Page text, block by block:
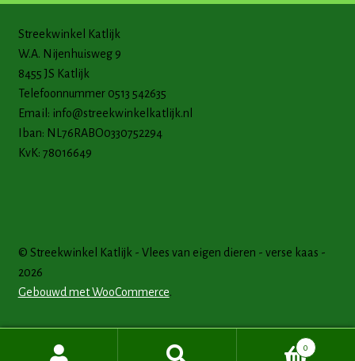
Streekwinkel Katlijk
W.A. Nijenhuisweg 9
8455 JS Katlijk
Telefoonnummer 0513 542635
Email: info@streekwinkelkatlijk.nl
Iban: NL76RABO0330752294
KvK: 78016649
© Streekwinkel Katlijk - Vlees van eigen dieren - verse kaas -
2026
Gebouwd met WooCommerce.
0